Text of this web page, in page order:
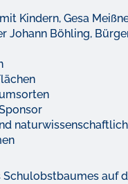
Kindern, Gesa
Johann Böhling,
auf